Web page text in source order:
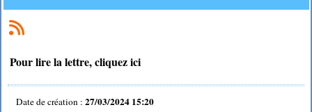
Pour lire la lettre, cliquez ici
Date de création : 27/03/2024 15:20